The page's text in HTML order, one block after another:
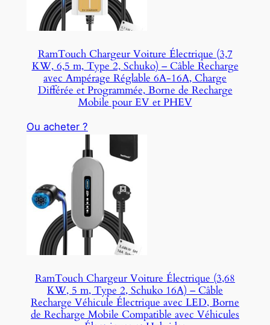
RamTouch Chargeur Voiture Électrique (3,7
KW, 6,5 m, Type 2, Schuko) – Câble Recharge
avec Ampérage Réglable 6A-16A, Charge
Différée et Programmée, Borne de Recharge
Mobile pour EV et PHEV
Ou acheter ?
RamTouch Chargeur Voiture Électrique (3,68
KW, 5 m, Type 2, Schuko 16A) – Câble
Recharge Véhicule Électrique avec LED, Borne
de Recharge Mobile Compatible avec Véhicules